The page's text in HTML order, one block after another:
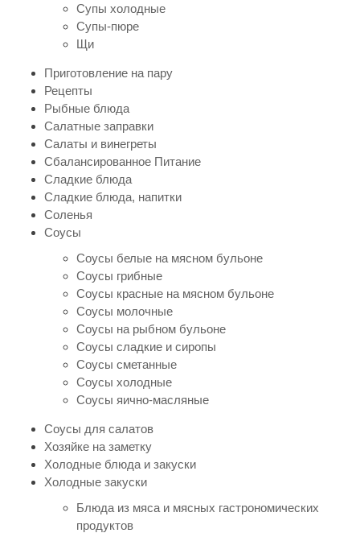
Супы холодные
Супы-пюре
Щи
Приготовление на пару
Рецепты
Рыбные блюда
Салатные заправки
Салаты и винегреты
Сбалансированное Питание
Сладкие блюда
Сладкие блюда, напитки
Соленья
Соусы
Соусы белые на мясном бульоне
Соусы грибные
Соусы красные на мясном бульоне
Соусы молочные
Соусы на рыбном бульоне
Соусы сладкие и сиропы
Соусы сметанные
Соусы холодные
Соусы яично-масляные
Соусы для салатов
Хозяйке на заметку
Холодные блюда и закуски
Холодные закуски
Блюда из мяса и мясных гастрономических
продуктов